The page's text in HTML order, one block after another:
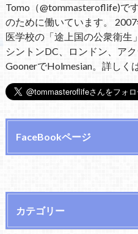
Tomo（@tommasteroflife)で
のために働いています。
医学校の「途上国の公衆衛生
シントンDC、ロンドン、ア
GoonerでHolmesian。詳しく
FaceBookページ
カテゴリー